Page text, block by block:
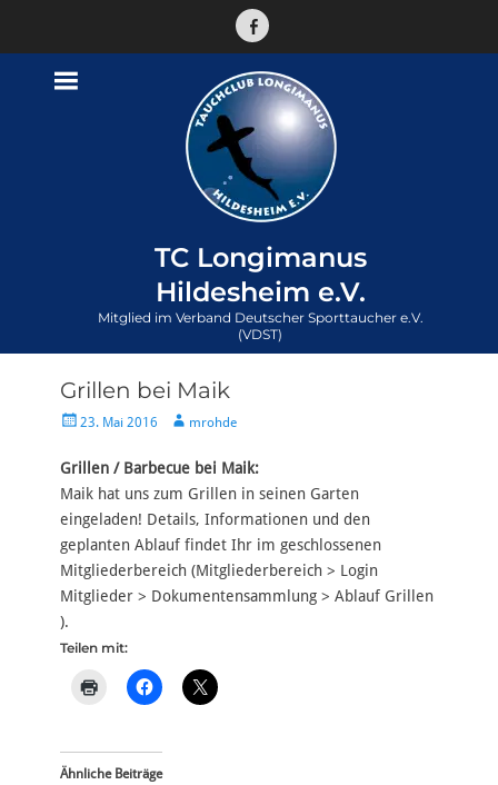
Facebook
TC Longimanus
Hildesheim e.V.
Mitglied im Verband Deutscher Sporttaucher e.V.
(VDST)
Grillen bei Maik
Veröffentlicht
23. Mai 2016 Autormrohde
Grillen / Barbecue bei Maik:
Maik hat uns zum Grillen in seinen Garten
eingeladen! Details, Informationen und den
geplanten Ablauf findet Ihr im geschlossenen
Mitgliederbereich (Mitgliederbereich > Login
Mitglieder > Dokumentensammlung > Ablauf Grillen
).
Teilen mit:
Ähnliche Beiträge